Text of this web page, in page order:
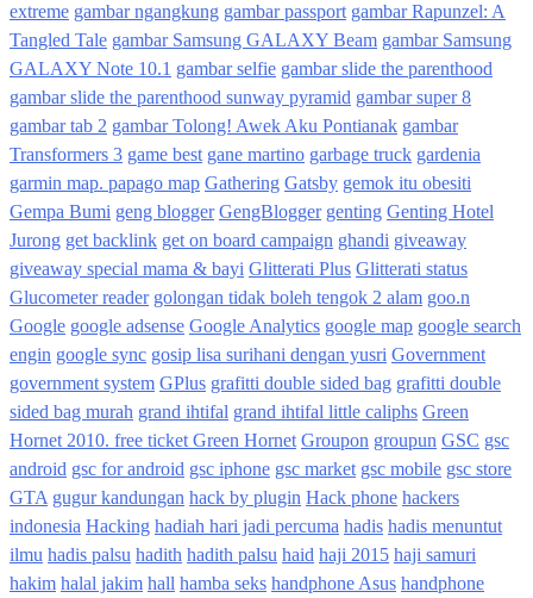
extreme gambar ngangkung gambar passport gambar Rapunzel: A
Tangled Tale gambar Samsung GALAXY Beam gambar Samsung
GALAXY Note 10.1 gambar selfie gambar slide the parenthood
gambar slide the parenthood sunway pyramid gambar super 8
gambar tab 2 gambar Tolong! Awek Aku Pontianak gambar
Transformers 3 game best gane martino garbage truck gardenia
garmin map. papago map Gathering Gatsby gemok itu obesiti
Gempa Bumi geng blogger GengBlogger genting Genting Hotel
Jurong get backlink get on board campaign ghandi giveaway
giveaway special mama & bayi Glitterati Plus Glitterati status
Glucometer reader golongan tidak boleh tengok 2 alam goo.n
Google google adsense Google Analytics google map google search
engin google sync gosip lisa surihani dengan yusri Government
government system GPlus grafitti double sided bag grafitti double
sided bag murah grand ihtifal grand ihtifal little caliphs Green
Hornet 2010. free ticket Green Hornet Groupon groupun GSC gsc
android gsc for android gsc iphone gsc market gsc mobile gsc store
GTA gugur kandungan hack by plugin Hack phone hackers
indonesia Hacking hadiah hari jadi percuma hadis hadis menuntut
ilmu hadis palsu hadith hadith palsu haid haji 2015 haji samuri
hakim halal jakim hall hamba seks handphone Asus handphone